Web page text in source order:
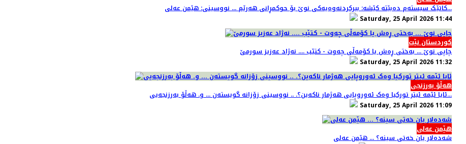
کاتێک سیستەم دەبێتە کێشە: بیرکردنەوەیەکی نوێ بۆ حوکمڕانی هەرێم ... نووسینی: هێمن عەلی...
Saturday, 25 April 2026 11:44
کوردستان نێت
چاپی نوێ ... بەختی ڕەش یا کۆمەڵی چەوت - کتێب .... نەژاد عەزیز سورمێ
Saturday, 25 April 2026 11:32
هەڵۆ بەرزنجی
ئایا ئێمە ئیتر تورکیا وەک ئەوروپایی هەژمار ناکەین؟. .. نووسینی زۆزانە گویستەن ... و. هەڵۆ بەرزنجەیی...
Saturday, 25 April 2026 11:09
هێمن عەلی
شەدەلار یان خەتی سینە؟ ... هێمن عەلی